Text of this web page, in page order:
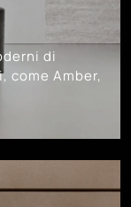
di
come Amber,